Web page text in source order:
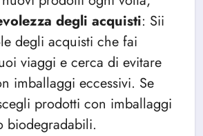
degli acquisti: Sii
degli acquisti che fai
viaggi e cerca di evitare
imballaggi eccessivi. Se
prodotti con imballaggi
biodegradabili.